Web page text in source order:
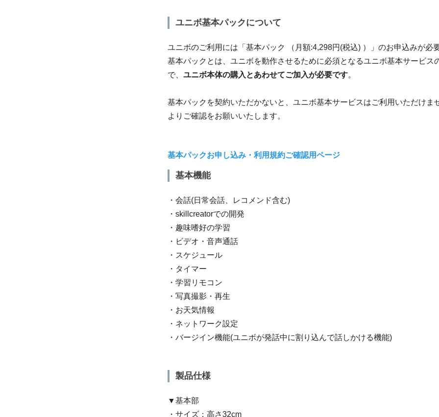
ユニボ基本パックについて
ユニボのご利用には「基本パック （月額:4,298円(税込) ）」のお申込みが必要
基本パックとは、ユニボを動作させるために必須となるユニボ基本サービス
で、 ユニボ本体の購入とあわせてご加入が必要です。
基本パックを契約いただかないと、ユニボ基本サービスはご利用いただけま
よりご確認をお願いいたします。
基本パックお申し込み・利用規約ご確認用ページ
基本機能
・会話(日常会話、レコメンド含む)
・skillcreatorでの開発
・趣味嗜好の学習
・ビデオ・音声通話
・スケジュール
・タイマー
・学習リモコン
・写真撮影・再生
・お天気情報
・ネットワーク設定
・バージイン機能(ユニボが発話中に割り込んで話しかける機能)
製品仕様
▼基本部
・サイズ：高さ32cm